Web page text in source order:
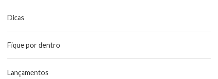
Dicas
Fique por dentro
Lançamentos